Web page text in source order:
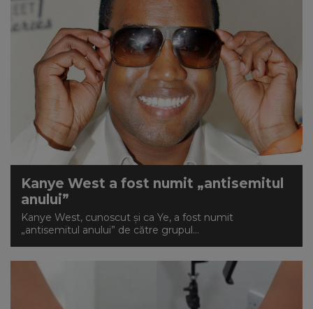
Kanye West a fost numit „antisemitul
anului”
Kanye West, cunoscut și ca Ye, a fost numit
„antisemitul anului” de către grupul...